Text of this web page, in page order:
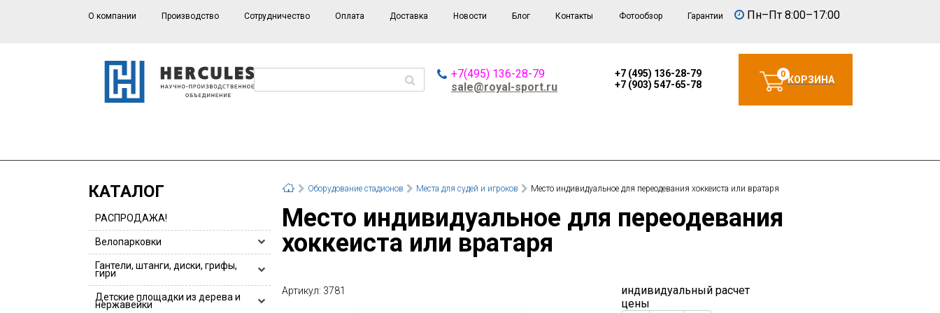
О компании Производство Сотрудничество Оплата Доставка Новости Блог Контакты Фотообзор Гарантии Пн–Пт 8:00–17:00
+7(495) 136-28-79
sale@royal-sport.ru
+7 (495) 136-28-79
+7 (903) 547-65-78
0КОРЗИНА
КАТАЛОГ
РАСПРОДАЖА!
Велопарковки
Велопарковки HERCULES
Велопарковки для 1 или 2 велосипедов
Велопарковки из нержавейки
Гантели, штанги, диски, грифы,
гири
Гантели, гантельные ряды
Детские площадки из дерева и
нержавейки
Оборудование стадионов Места для судей и игроков Место индивидуальное для переодевания хоккеиста или вратаря
Место индивидуальное для переодевания
хоккеиста или вратаря
Артикул: 3781
индивидуальный расчет
цены